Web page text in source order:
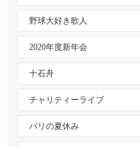
野球大好き歌人
2020年度新年会
十石舟
チャリティーライブ
パリの夏休み